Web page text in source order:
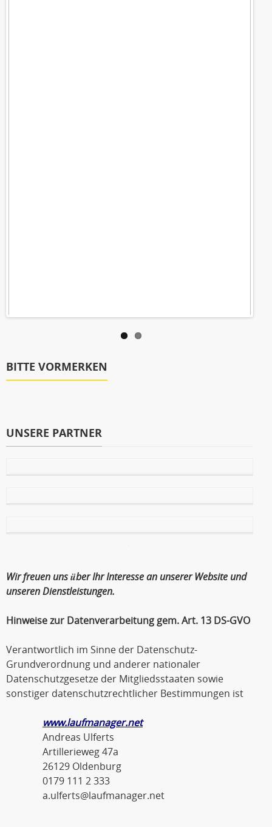
BITTE VORMERKEN
UNSERE PARTNER
Wir freuen uns über Ihr Interesse an unserer Website und
unseren Dienstleistungen.
Hinweise zur Datenverarbeitung gem. Art. 13 DS-GVO
Verantwortlich im Sinne der Datenschutz-
Grundverordnung und anderer nationaler
Datenschutzgesetze der Mitgliedsstaaten sowie
sonstiger datenschutzrechtlicher Bestimmungen ist
www.laufmanager.net
Andreas Ulferts
Artillerieweg 47a
26129 Oldenburg
0179 111 2 333
a.ulferts@laufmanager.net